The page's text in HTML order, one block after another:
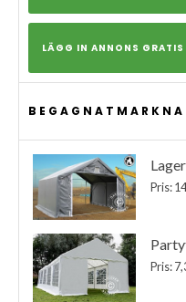
LÄGG IN ANNONS GRATIS
Pris:
Pris: